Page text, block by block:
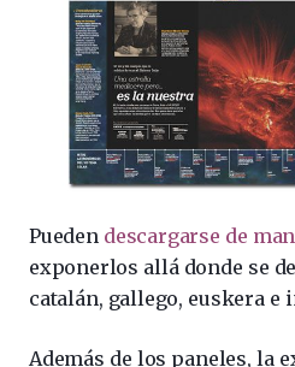
Pueden descargarse de
exponerlos allá donde se
catalán, gallego, euskera e
Además de los paneles, la